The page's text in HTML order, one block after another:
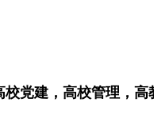
党建，高校管理，